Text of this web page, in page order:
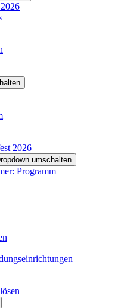
2026
umschalten
Programm